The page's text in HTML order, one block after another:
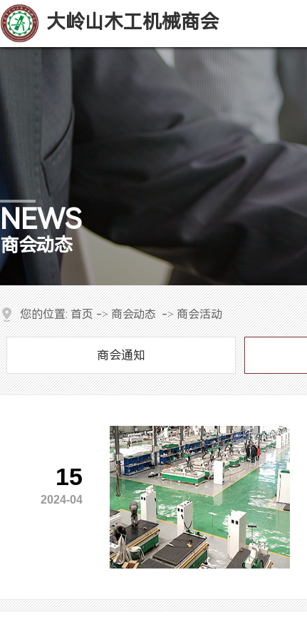
大岭山木工机械商会
NEWS
商会动态
您的位置:首页->商会动态->商会活动
商会通知
15
2024-04